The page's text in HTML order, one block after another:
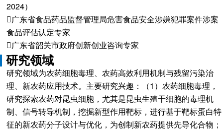
2024）
广东省食品药品监督管理局危害食品安全涉嫌犯罪案件涉案
食品评估认定专家
广东省韶关市政府创新创业咨询专家
研究领域
研究领域为农药细胞毒理、农药高效利用机制与残留污染治
理、新农药应用技术。主要研究兴趣：（1）农药细胞毒理，
研究探索农药对昆虫细胞，尤其是昆虫生殖干细胞的毒理机
制、信号转导机制，挖掘新型作用靶标，进行基于靶标蛋白特
征的新农药分子设计与优化，为创制新农药提供先导化合物；